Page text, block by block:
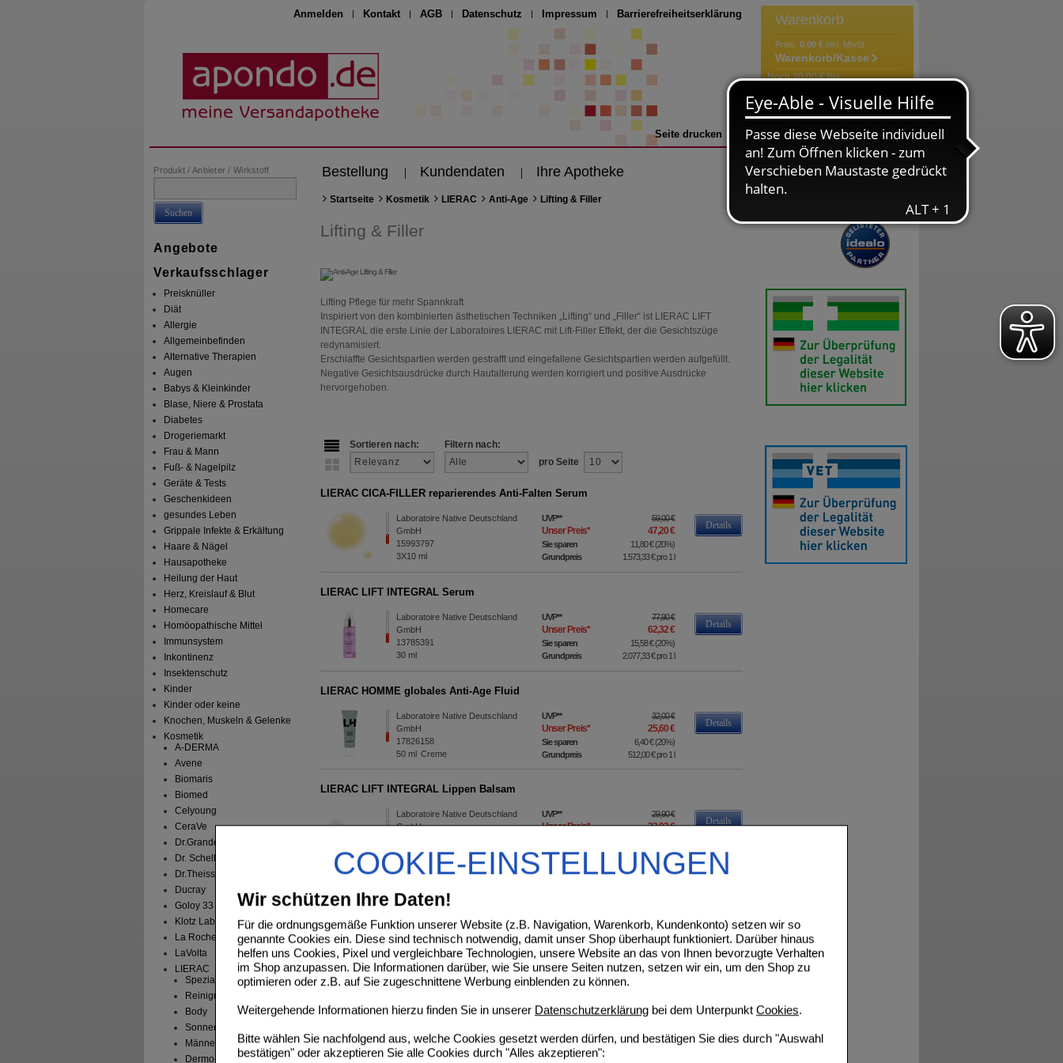
COOKIE-EINSTELLUNGEN
Wir schützen Ihre Daten!
Für die ordnungsgemäße Funktion unserer Website (z.B. Navigation, Warenkorb, Kundenkonto) setzen wir so
genannte Cookies ein. Diese sind technisch notwendig, damit unser Shop überhaupt funktioniert. Darüber hinaus
helfen uns Cookies, Pixel und vergleichbare Technologien, unsere Website an das von Ihnen bevorzugte Verhalten
im Shop anzupassen. Die Informationen darüber, wie Sie unsere Seiten nutzen, setzen wir ein, um den Shop zu
optimieren oder z.B. auf Sie zugeschnittene Werbung einblenden zu können.
Weitergehende Informationen hierzu finden Sie in unserer Datenschutzerklärung bei dem Unterpunkt Cookies.
Bitte wählen Sie nachfolgend aus, welche Cookies gesetzt werden dürfen, und bestätigen Sie dies durch "Auswahl
bestätigen" oder akzeptieren Sie alle Cookies durch "Alles akzeptieren":
Anmelden Kontakt AGB Datenschutz Impressum Barrierefreiheitserklärung
Seite drucken
Warenkorb
Preis: 0,00 € inkl. MwSt.
Warenkorb/Kasse
Noch 20,00 € bis
Bestellung Kundendaten Ihre Apotheke
Produkt / Anbieter / Wirkstoff
Suchen
Angebote
Verkaufsschlager
Preisknüller
Diät
Allergie
Allgemeinbefinden
Alternative Therapien
Augen
Babys & Kleinkinder
Blase, Niere & Prostata
Diabetes
Drogeriemarkt
Frau & Mann
Fuß- & Nagelpilz
Geräte & Tests
Geschenkideen
gesundes Leben
Grippale Infekte & Erkältung
Haare & Nägel
Hausapotheke
Heilung der Haut
Herz, Kreislauf & Blut
Homecare
Homöopathische Mittel
Immunsystem
Inkontinenz
Insektenschutz
Kinder
Kinder oder keine
Knochen, Muskeln & Gelenke
Kosmetik
A-DERMA
Avene
Biomaris
Biomed
Celyoung
CeraVe
Dr.Grandel
Dr. Scheller
Dr.Theiss
Ducray
Goloy 33
Klotz Labs
La Roche-Posay
LaVolta
LIERAC
Spezialpflege
Reinigung
Body
Sonnenpflege
Männerpflege
Dermo-Make-Up
Startseite Kosmetik LIERAC Anti-Age Lifting & Filler
Lifting & Filler
Lifting Pflege für mehr Spannkraft
Inspiriert von den kombinierten ästhetischen Techniken „Lifting“ und „Filler“ ist LIERAC LIFT
INTEGRAL die erste Linie der Laboratoires LIERAC mit Lift-Filler Effekt, der die Gesichtszüge
redynamisiert.
Erschlaffte Gesichtspartien werden gestrafft und eingefallene Gesichtspartien werden aufgefüllt.
Negative Gesichtsausdrücke durch Hautalterung werden korrigiert und positive Ausdrücke
hervorgehoben.
Sortieren nach:
Filtern nach:
pro Seite
LIERAC CICA-FILLER reparierendes Anti-Falten Serum
Laboratoire Native Deutschland
GmbH
15993797
3X10 ml
UVP** 59,00 €
Unser Preis* 47,20 €
Sie sparen 11,80 €(20%)
Grundpreis
1.573,33 €pro 1 l
Details
LIERAC LIFT INTEGRAL Serum
Laboratoire Native Deutschland
GmbH
13785391
30 ml
UVP** 77,90 €
Unser Preis* 62,32 €
Sie sparen 15,58 €(20%)
Grundpreis
2.077,33 €pro 1 l
Details
LIERAC HOMME globales Anti-Age Fluid
Laboratoire Native Deutschland
GmbH
17826158
50 ml Creme
UVP** 32,00 €
Unser Preis* 25,60 €
Sie sparen 6,40 €(20%)
Grundpreis
512,00 €pro 1 l
Details
LIERAC LIFT INTEGRAL Lippen Balsam
Laboratoire Native Deutschland
GmbH
15ml Balsam
UVP** 29,90 €
Unser Preis* 23,92 €
Grundpreis
1.594,67 € pro 1 l
Details
GmbH
15399634
50ml Spray
Unser Preis* 44,00 €
Sie sparen 11,00 €(20% )
Grundpreis
880,00 €pro 1 l
Details
LIERAC CICA-FILLER reparier.Anti-Falten Gel-Creme
Laboratoire Native Deutschland
15993811
40ml Creme
UVP** 49,00 €
Sie sparen 9,80 €(20%)
Grundpreis
Details
Bestellung
Versandkosten